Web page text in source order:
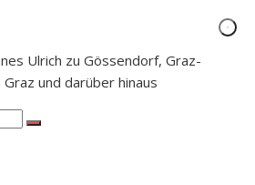
Ulrich zu Gössendorf, Graz-
und darüber hinaus
Search